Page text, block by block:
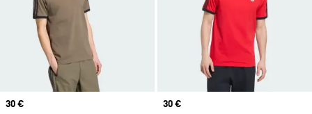
Prix
30 €
Prix
30 €